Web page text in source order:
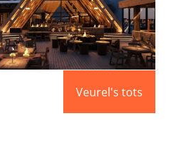
SKI L’ABARSET
Veurel's tots